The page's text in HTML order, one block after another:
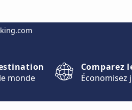
monde
Comparez
Économisez